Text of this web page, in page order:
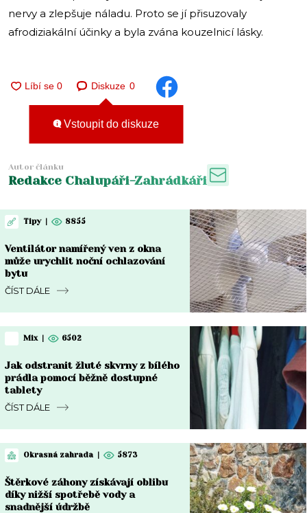
nervy a zlepšuje náladu. Proto se jí přisuzovaly
afrodiziakální účinky a byla zvána kouzelnicí lásky.
Diskuze 0
Vstoupit do diskuze
Autor článku
Redakce Chalupáři-Zahrádkáři
Tipy 8855
Ventilátor namířený ven z okna
může urychlit noční ochlazování
bytu
ČÍST DÁLE
Mix 6502
Jak odstranit žluté skvrny z bílého
prádla pomocí běžně dostupné
tablety
ČÍST DÁLE
Okrasná zahrada 5873
Štěrkové záhony získávají oblibu
díky nižší spotřebě vody a
snadnější údržbě